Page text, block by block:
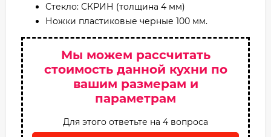
Стекло: СКРИН (толщина 4 мм)
Ножки пластиковые черные 100 мм.
Мы можем рассчитать
стоимость данной кухни по
вашим размерам и
параметрам
Для этого ответьте на 4 вопроса